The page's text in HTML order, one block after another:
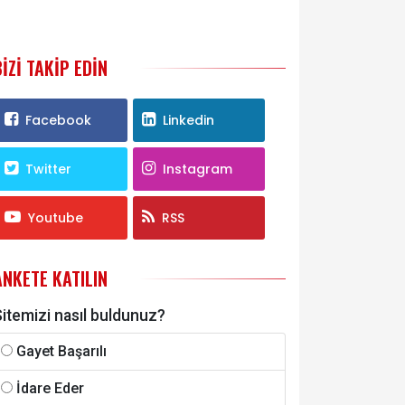
TAKIP EDIN
Facebook Linkedin
Twitter Instagram
Youtube RSS
KATILIN
nasıl buldunuz?
Gayet Başarılı
İdare Eder